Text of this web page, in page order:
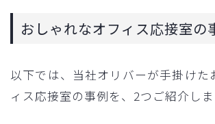
おしゃれなオフィス応接室の
以下では、当社オリバーが手掛けた
ィス応接室の事例を、2つご紹介しま